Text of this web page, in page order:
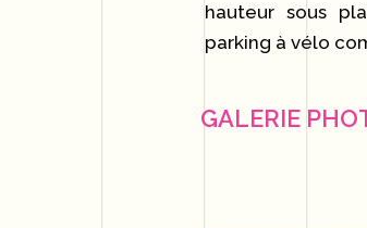
hauteur sous
parking à vélo
GALERIE